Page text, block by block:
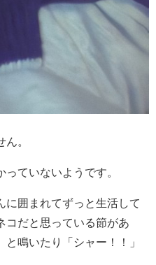
。
ていないようです。
囲まれてずっと生活して
コだと思っている節があ
鳴いたり「シャー！！」